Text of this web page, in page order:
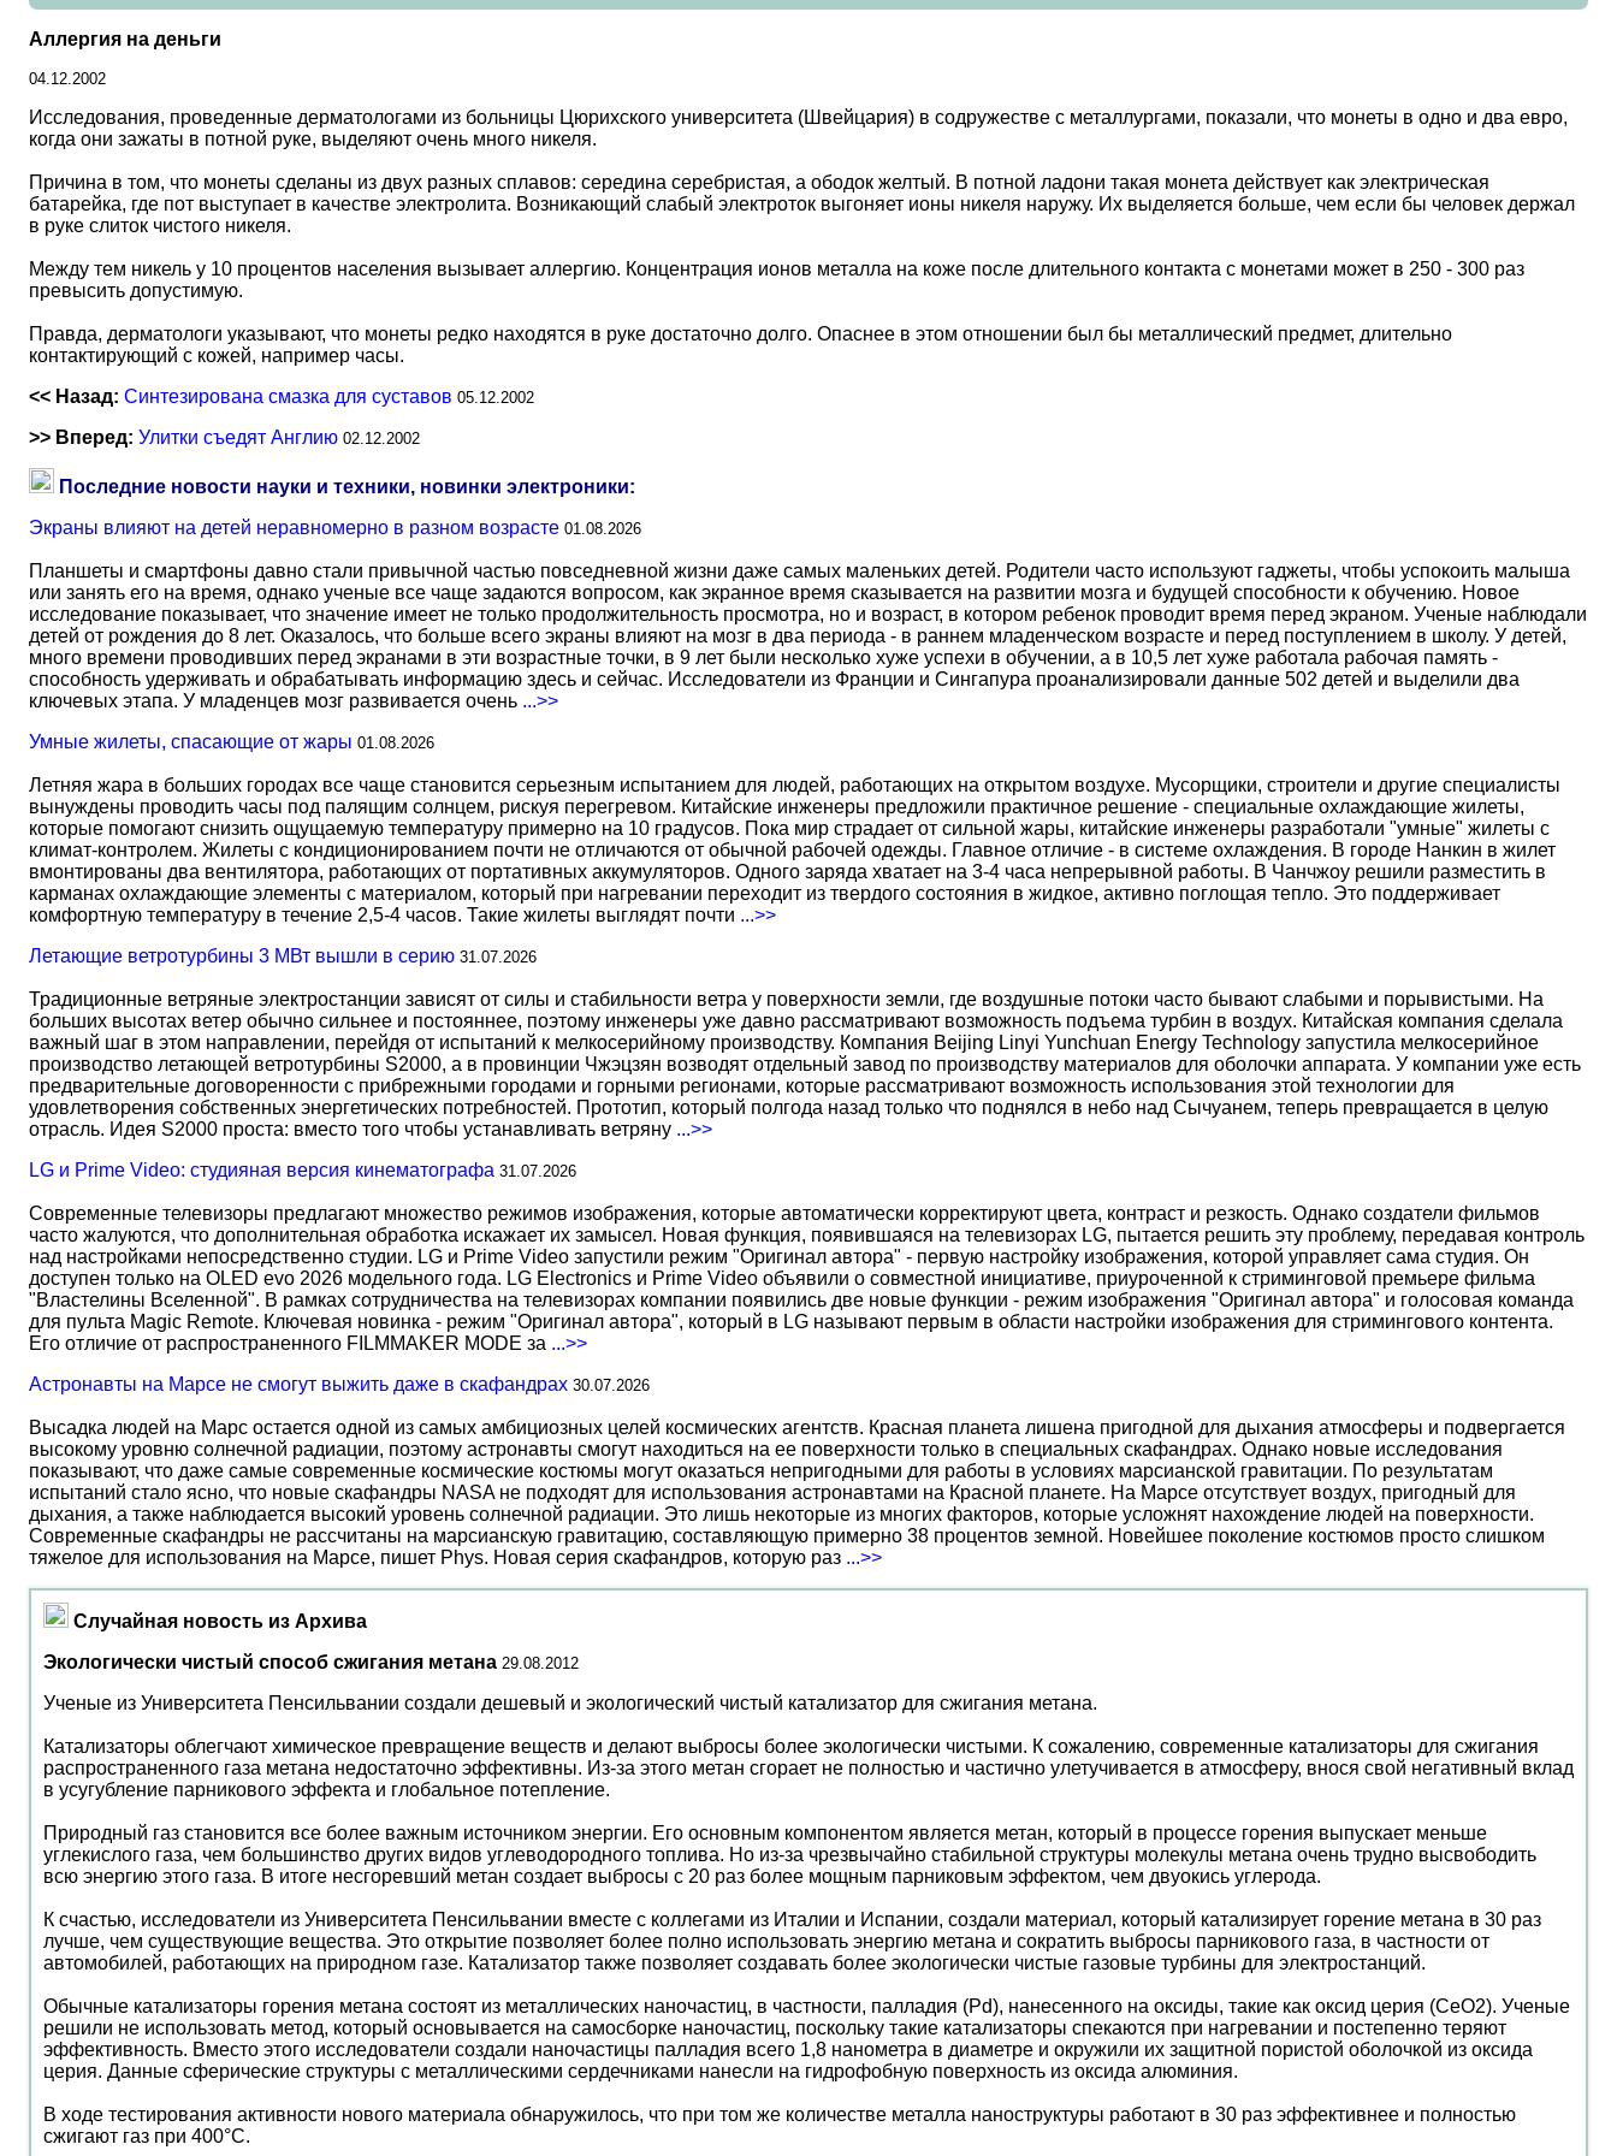
Аллергия на деньги
04.12.2002
Исследования, проведенные дерматологами из больницы Цюрихского университета (Швейцария) в содружестве с металлургами, показали, что монеты в одно и два евро,
когда они зажаты в потной руке, выделяют очень много никеля.
Причина в том, что монеты сделаны из двух разных сплавов: середина серебристая, а ободок желтый. В потной ладони такая монета действует как электрическая
батарейка, где пот выступает в качестве электролита. Возникающий слабый электроток выгоняет ионы никеля наружу. Их выделяется больше, чем если бы человек держал
в руке слиток чистого никеля.
Между тем никель у 10 процентов населения вызывает аллергию. Концентрация ионов металла на коже после длительного контакта с монетами может в 250 - 300 раз
превысить допустимую.
Правда, дерматологи указывают, что монеты редко находятся в руке достаточно долго. Опаснее в этом отношении был бы металлический предмет, длительно
контактирующий с кожей, например часы.
<< Назад: Синтезирована смазка для суставов 05.12.2002
>> Вперед: Улитки съедят Англию 02.12.2002
Последние новости науки и техники, новинки электроники:
Экраны влияют на детей неравномерно в разном возрасте 01.08.2026
Планшеты и смартфоны давно стали привычной частью повседневной жизни даже самых маленьких детей. Родители часто используют гаджеты, чтобы успокоить малыша
или занять его на время, однако ученые все чаще задаются вопросом, как экранное время сказывается на развитии мозга и будущей способности к обучению. Новое
исследование показывает, что значение имеет не только продолжительность просмотра, но и возраст, в котором ребенок проводит время перед экраном. Ученые наблюдали
детей от рождения до 8 лет. Оказалось, что больше всего экраны влияют на мозг в два периода - в раннем младенческом возрасте и перед поступлением в школу. У детей,
много времени проводивших перед экранами в эти возрастные точки, в 9 лет были несколько хуже успехи в обучении, а в 10,5 лет хуже работала рабочая память -
способность удерживать и обрабатывать информацию здесь и сейчас. Исследователи из Франции и Сингапура проанализировали данные 502 детей и выделили два
ключевых этапа. У младенцев мозг развивается очень ...>>
Умные жилеты, спасающие от жары 01.08.2026
Летняя жара в больших городах все чаще становится серьезным испытанием для людей, работающих на открытом воздухе. Мусорщики, строители и другие специалисты
вынуждены проводить часы под палящим солнцем, рискуя перегревом. Китайские инженеры предложили практичное решение - специальные охлаждающие жилеты,
которые помогают снизить ощущаемую температуру примерно на 10 градусов. Пока мир страдает от сильной жары, китайские инженеры разработали "умные" жилеты с
климат-контролем. Жилеты с кондиционированием почти не отличаются от обычной рабочей одежды. Главное отличие - в системе охлаждения. В городе Нанкин в жилет
вмонтированы два вентилятора, работающих от портативных аккумуляторов. Одного заряда хватает на 3-4 часа непрерывной работы. В Чанчжоу решили разместить в
карманах охлаждающие элементы с материалом, который при нагревании переходит из твердого состояния в жидкое, активно поглощая тепло. Это поддерживает
комфортную температуру в течение 2,5-4 часов. Такие жилеты выглядят почти ...>>
Летающие ветротурбины 3 МВт вышли в серию 31.07.2026
Традиционные ветряные электростанции зависят от силы и стабильности ветра у поверхности земли, где воздушные потоки часто бывают слабыми и порывистыми. На
больших высотах ветер обычно сильнее и постояннее, поэтому инженеры уже давно рассматривают возможность подъема турбин в воздух. Китайская компания сделала
важный шаг в этом направлении, перейдя от испытаний к мелкосерийному производству. Компания Beijing Linyi Yunchuan Energy Technology запустила мелкосерийное
производство летающей ветротурбины S2000, а в провинции Чжэцзян возводят отдельный завод по производству материалов для оболочки аппарата. У компании уже есть
предварительные договоренности с прибрежными городами и горными регионами, которые рассматривают возможность использования этой технологии для
удовлетворения собственных энергетических потребностей. Прототип, который полгода назад только что поднялся в небо над Сычуанем, теперь превращается в целую
отрасль. Идея S2000 проста: вместо того чтобы устанавливать ветряну ...>>
LG и Prime Video: студияная версия кинематографа 31.07.2026
Современные телевизоры предлагают множество режимов изображения, которые автоматически корректируют цвета, контраст и резкость. Однако создатели фильмов
часто жалуются, что дополнительная обработка искажает их замысел. Новая функция, появившаяся на телевизорах LG, пытается решить эту проблему, передавая контроль
над настройками непосредственно студии. LG и Prime Video запустили режим "Оригинал автора" - первую настройку изображения, которой управляет сама студия. Он
доступен только на OLED evo 2026 модельного года. LG Electronics и Prime Video объявили о совместной инициативе, приуроченной к стриминговой премьере фильма
"Властелины Вселенной". В рамках сотрудничества на телевизорах компании появились две новые функции - режим изображения "Оригинал автора" и голосовая команда
для пульта Magic Remote. Ключевая новинка - режим "Оригинал автора", который в LG называют первым в области настройки изображения для стримингового контента.
Его отличие от распространенного FILMMAKER MODE за ...>>
Астронавты на Марсе не смогут выжить даже в скафандрах 30.07.2026
Высадка людей на Марс остается одной из самых амбициозных целей космических агентств. Красная планета лишена пригодной для дыхания атмосферы и подвергается
высокому уровню солнечной радиации, поэтому астронавты смогут находиться на ее поверхности только в специальных скафандрах. Однако новые исследования
показывают, что даже самые современные космические костюмы могут оказаться непригодными для работы в условиях марсианской гравитации. По результатам
испытаний стало ясно, что новые скафандры NASA не подходят для использования астронавтами на Красной планете. На Марсе отсутствует воздух, пригодный для
дыхания, а также наблюдается высокий уровень солнечной радиации. Это лишь некоторые из многих факторов, которые усложнят нахождение людей на поверхности.
Современные скафандры не рассчитаны на марсианскую гравитацию, составляющую примерно 38 процентов земной. Новейшее поколение костюмов просто слишком
тяжелое для использования на Марсе, пишет Phys. Новая серия скафандров, которую раз ...>>
Случайная новость из Архива
Экологически чистый способ сжигания метана 29.08.2012
Ученые из Университета Пенсильвании создали дешевый и экологический чистый катализатор для сжигания метана.
Катализаторы облегчают химическое превращение веществ и делают выбросы более экологически чистыми. К сожалению, современные катализаторы для сжигания
распространенного газа метана недостаточно эффективны. Из-за этого метан сгорает не полностью и частично улетучивается в атмосферу, внося свой негативный вклад
в усугубление парникового эффекта и глобальное потепление.
Природный газ становится все более важным источником энергии. Его основным компонентом является метан, который в процессе горения выпускает меньше
углекислого газа, чем большинство других видов углеводородного топлива. Но из-за чрезвычайно стабильной структуры молекулы метана очень трудно высвободить
всю энергию этого газа. В итоге несгоревший метан создает выбросы с 20 раз более мощным парниковым эффектом, чем двуокись углерода.
К счастью, исследователи из Университета Пенсильвании вместе с коллегами из Италии и Испании, создали материал, который катализирует горение метана в 30 раз
лучше, чем существующие вещества. Это открытие позволяет более полно использовать энергию метана и сократить выбросы парникового газа, в частности от
автомобилей, работающих на природном газе. Катализатор также позволяет создавать более экологически чистые газовые турбины для электростанций.
Обычные катализаторы горения метана состоят из металлических наночастиц, в частности, палладия (Pd), нанесенного на оксиды, такие как оксид церия (CeO2). Ученые
решили не использовать метод, который основывается на самосборке наночастиц, поскольку такие катализаторы спекаются при нагревании и постепенно теряют
эффективность. Вместо этого исследователи создали наночастицы палладия всего 1,8 нанометра в диаметре и окружили их защитной пористой оболочкой из оксида
церия. Данные сферические структуры с металлическими сердечниками нанесли на гидрофобную поверхность из оксида алюминия.
В ходе тестирования активности нового материала обнаружилось, что при том же количестве металла наноструктуры работают в 30 раз эффективнее и полностью
сжигают газ при 400°С.